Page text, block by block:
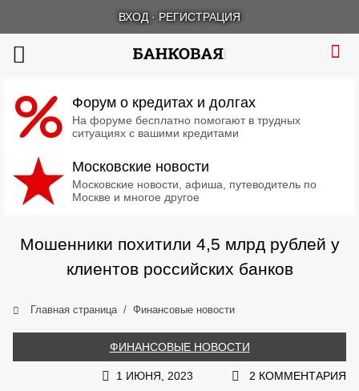
ВХОД · РЕГИСТРАЦИЯ
Форум о кредитах и долгах
На форуме бесплатно помогают в трудных
ситуациях с вашими кредитами
Московские новости
Московские новости, афиша, путеводитель по
Москве и многое другое
Мошенники похитили 4,5 млрд рублей у
клиентов российских банков
Главная страница Финансовые новости
ФИНАНСОВЫЕ НОВОСТИ
1 ИЮНЯ, 2023 2 КОММЕНТАРИЯ